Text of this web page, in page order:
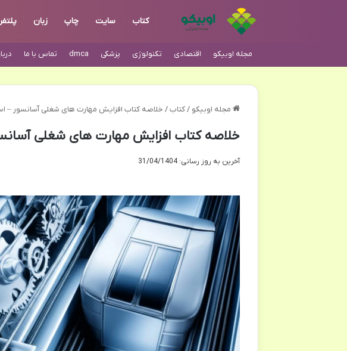
کتاب سایت چاپ زبان
مجله اوبیکو اقتصادی تکنولوژی پزشکی dmca تماس با ما
مجله اوبیکو / کتاب / خلاصه کتاب افزایش مهارت های شغلی آسانسور –
خلاصه کتاب افزایش مهارت های شغلی
آخرین به روز رسانی: 31/04/1404